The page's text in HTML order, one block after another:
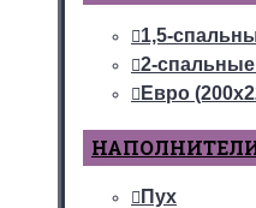
1,5-
2-спальные
Евро
Пух